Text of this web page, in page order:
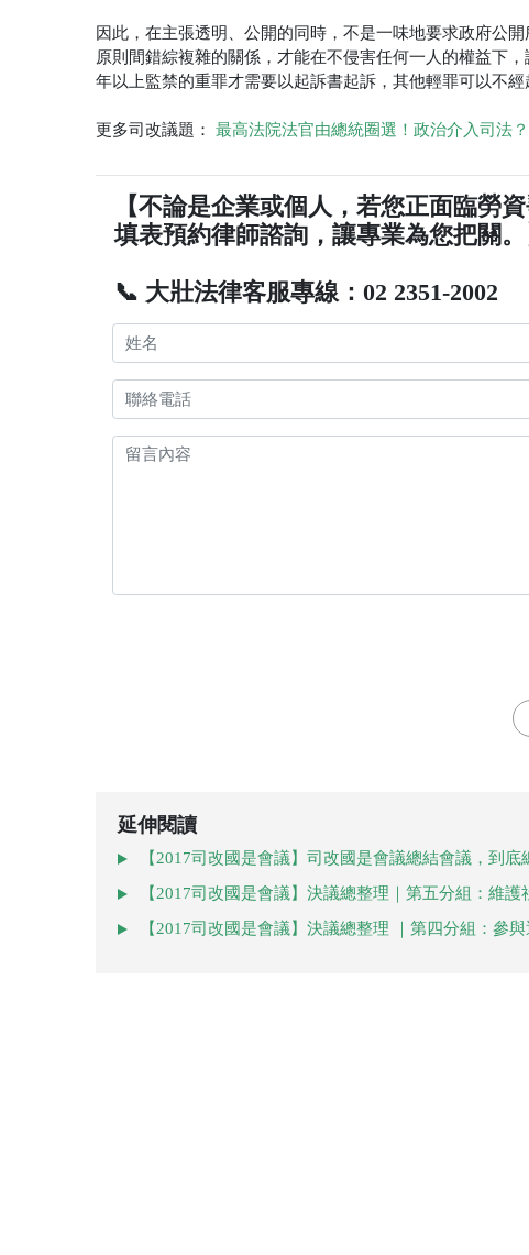
因此，在主張透明、公開的同時，不是一味地要求政府公
原則間錯綜複雜的關係，才能在不侵害任何一人的權益下
年以上監禁的重罪才需要以起訴書起訴，其他輕罪可以不經
更多司改議題： 最高法院法官由總統圈選！政治介入司法？
【不論是企業或個人，若您正面臨勞
填表預約律師諮詢，讓專業為您把關。
📞 大壯法律客服專線：02 2351-2002
延伸閱讀
【2017司改國是會議】司改國是會議總結會議，到底
【2017司改國是會議】決議總整理｜第五分組：維護
【2017司改國是會議】決議總整理 ｜第四分組：參